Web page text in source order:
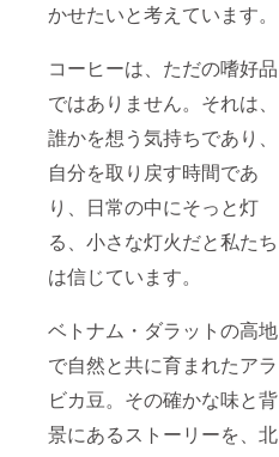
かせたいと考えています。
コーヒーは、ただの嗜好品
ではありません。それは、
誰かを想う気持ちであり、
自分を取り戻す時間であ
り、日常の中にそっと灯
る、小さな灯火だと私たち
は信じています。
ベトナム・ダラットの高地
で自然と共に育まれたアラ
ビカ豆。その確かな味と背
景にあるストーリーを、北